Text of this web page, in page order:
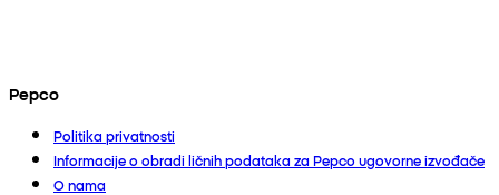
Pepco
Politika privatnosti
Informacije o obradi ličnih podataka za Pepco ugovorne izvođače
O nama